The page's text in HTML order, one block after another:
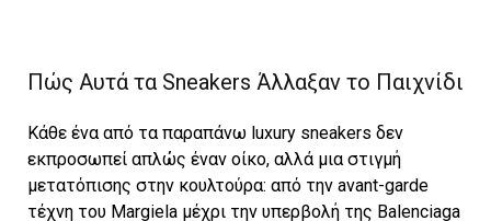
Πώς Αυτά τα Sneakers Άλλαξαν το Παιχνίδι
Κάθε ένα από τα παραπάνω luxury sneakers δεν
εκπροσωπεί απλώς έναν οίκο, αλλά μια στιγμή
μετατόπισης στην κουλτούρα: από την avant-garde
τέχνη του Margiela μέχρι την υπερβολή της Balenciaga